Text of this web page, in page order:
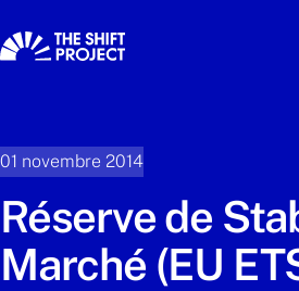
01 novembre 2014
Réserve de
Marché (EU